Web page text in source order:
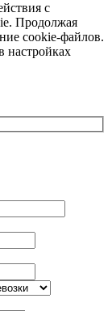
с
Продолжая
cookie-файлов.
настройках